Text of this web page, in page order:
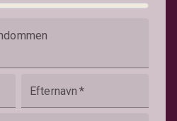
Efternavn *